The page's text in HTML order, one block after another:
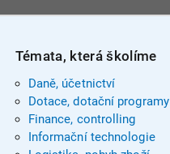
Témata, která školíme
Daně, účetnictví
Dotace, dotační programy
Finance, controlling
Informační technologie